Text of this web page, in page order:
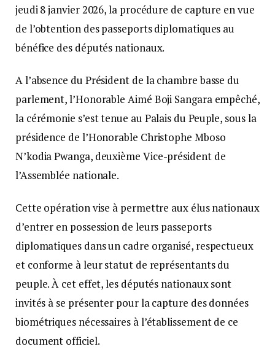
jeudi 8 janvier 2026, la procédure de capture en vue
de l’obtention des passeports diplomatiques au
bénéfice des députés nationaux.
A l’absence du Président de la chambre basse du
parlement, l’Honorable Aimé Boji Sangara empêché,
la cérémonie s’est tenue au Palais du Peuple, sous la
présidence de l’Honorable Christophe Mboso
N’kodia Pwanga, deuxième Vice-président de
l’Assemblée nationale.
Cette opération vise à permettre aux élus nationaux
d’entrer en possession de leurs passeports
diplomatiques dans un cadre organisé, respectueux
et conforme à leur statut de représentants du
peuple. À cet effet, les députés nationaux sont
invités à se présenter pour la capture des données
biométriques nécessaires à l’établissement de ce
document officiel.